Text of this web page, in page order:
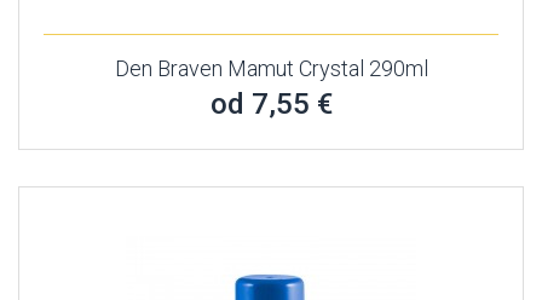
Den Braven Mamut Crystal 290ml
od 7,55 €